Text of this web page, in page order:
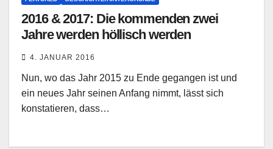
2016 & 2017: Die kommenden zwei
Jahre werden höllisch werden
4. JANUAR 2016
Nun, wo das Jahr 2015 zu Ende gegangen ist und
ein neues Jahr seinen Anfang nimmt, lässt sich
konstatieren, dass…